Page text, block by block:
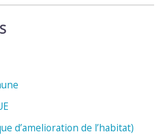
d’amelioration de l’habitat)